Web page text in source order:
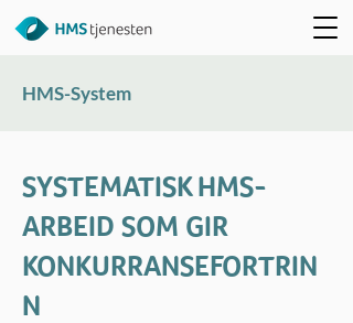
HMS-System
SYSTEMATISK HMS-
ARBEID SOM GIR
KONKURRANSEFORTRIN
N